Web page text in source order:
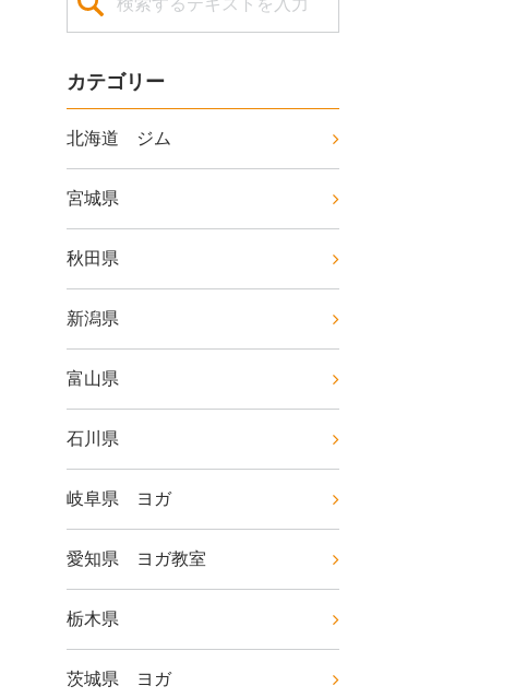
カテゴリー
北海道 ジム
宮城県
秋田県
新潟県
富山県
石川県
岐阜県 ヨガ
愛知県 ヨガ教室
栃木県
茨城県 ヨガ